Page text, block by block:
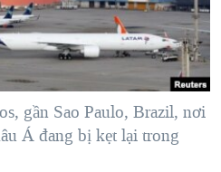
HẠ 'BÊN THẮNG CUỘC'
NAY
VIỆT NAM
gần Sao Paulo, Brazil, nơi
Á đang bị kẹt lại trong